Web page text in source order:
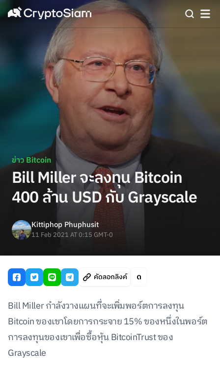
ข่าว Bitcoin
Bill Miller จะลงทุน Bitcoin
400 ล้าน USD กับ Grayscale
Kittiphop Phuphusit
11 Feb 2021 AT 0:15 GMT-0
คัดลอกลิงค์
Bill Miller กำลังวางแผนที่จะเพิ่มพอร์ตการลงทุน
Bitcoin ของเขาโดยการกระจาย 15% ของหนึ่งในพอร์ต
การลงทุนของเขาเพื่อซื้อหุ้น BitcoinTrust ของ
Grayscale